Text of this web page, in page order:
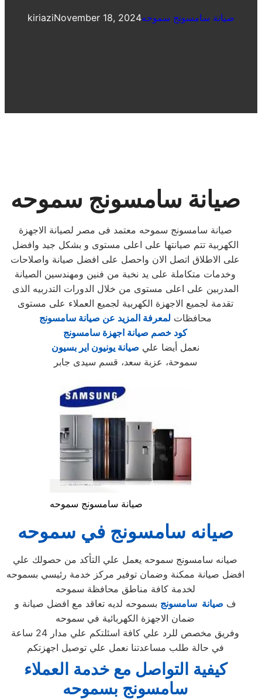
kiriaziNovember 18, 2024صيانة سامسونج سموحه
صيانة سامسونج سموحه
صيانة سامسونج سموحه معتمد فى مصر لصيانة الاجهزة
الكهربية تتم صيانتها على اعلى مستوى و بشكل جيد وافضل
على الاطلاق اتصل الان واحصل على افضل صيانة واصلاحات
وخدمات متكاملة على يد نخبة من فنين ومهندسين الصيانة
المدربين على اعلى مستوى من خلال الدورات التدربيه الذى
تقدمة لجميع الاجهزة الكهربية لجميع العملاء على مستوى
محافظات لمعرفة المزيد عن صيانة سامسونج
كود خصم صيانة اجهزة سامسونج
نعمل أيضا علي صيانة يونيون اير بسيون
سموحة، عزبة سعد، قسم سيدى جابر
صيانة سامسونج سموحه
صيانه سامسونج في سموحه
صيانه سامسونج سموحه يعمل علي التأكد من حصولك علي
افضل صيانة ممكنة وضمان توفير مركز خدمة رئيسي بسموحه
لخدمة كافة مناطق محافظة سموحه
ف صيانة سامسونج بسموحه لديه تعاقد مع افضل صيانة و
ضمان الاجهزة الكهربائية في سموحه
وفريق مخصص للرد علي كافة اسئلتكم علي مدار 24 ساعة
في حالة طلب مساعدتنا نعمل علي توصيل اجهزتكم
كيفية التواصل مع خدمة العملاء
سامسونج بسموحه